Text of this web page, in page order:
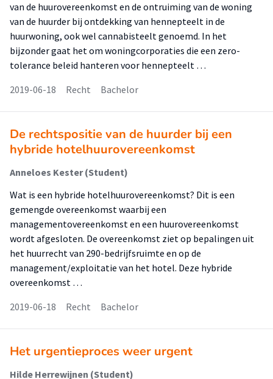
van de huurovereenkomst en de ontruiming van de woning
van de huurder bij ontdekking van hennepteelt in de
huurwoning, ook wel cannabisteelt genoemd. In het
bijzonder gaat het om woningcorporaties die een zero-
tolerance beleid hanteren voor hennepteelt …
2019-06-18
Recht Bachelor
De rechtspositie van de huurder bij een
hybride hotelhuurovereenkomst
Anneloes Kester (Student)
Wat is een hybride hotelhuurovereenkomst? Dit is een
gemengde overeenkomst waarbij een
managementovereenkomst en een huurovereenkomst
wordt afgesloten. De overeenkomst ziet op bepalingen uit
het huurrecht van 290-bedrijfsruimte en op de
management/exploitatie van het hotel. Deze hybride
overeenkomst …
2019-06-18
Recht Bachelor
Het urgentieproces weer urgent
Hilde Herrewijnen (Student)